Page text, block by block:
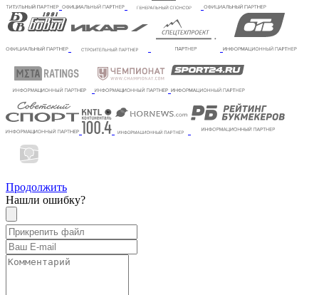
Продолжить
Нашли ошибку?